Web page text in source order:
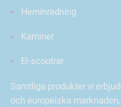
Heminredning
Kaminer
El-scootrar
Samtliga produkter vi
och europeiska